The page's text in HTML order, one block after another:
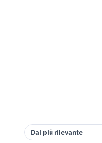
Dal più rilevante